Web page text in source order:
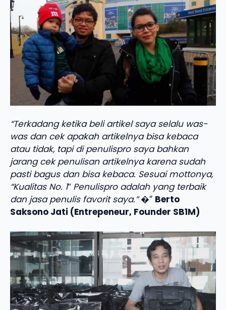
“Terkadang ketika beli artikel saya selalu was-
was dan cek apakah artikelnya bisa kebaca
atau tidak, tapi di penulispro saya bahkan
jarang cek penulisan artikelnya karena sudah
pasti bagus dan bisa kebaca. Sesuai mottonya,
“Kualitas No. 1″ Penulispro adalah yang terbaik
dan jasa penulis favorit saya.”�” Berto
Saksono Jati (Entrepeneur, Founder SB1M)